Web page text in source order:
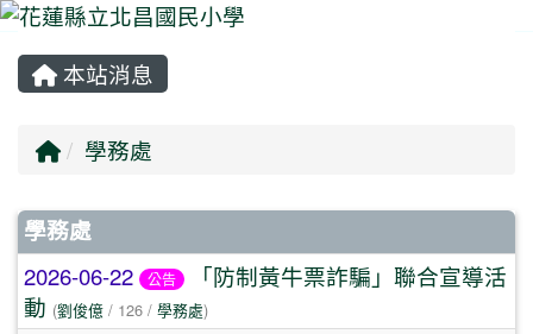
本站消息
回首頁
學務處
文章列表
學務處
2026-06-22 公告
「防制黃牛票詐騙」聯合宣導活
動 (劉俊億 / 126 / 學務處)